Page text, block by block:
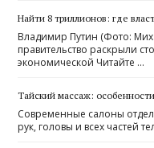
Найти 8 триллионов: где
Владимир Путин (Фото:
правительство раскрыли
экономической Читайте …
Тайский массаж:
Современные салоны
рук, головы и всех частей